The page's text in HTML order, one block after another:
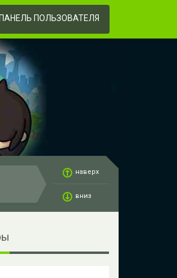
Забыли пароль?
ПАНЕЛЬ ПОЛЬЗОВАТЕЛЯ
наверх
вниз